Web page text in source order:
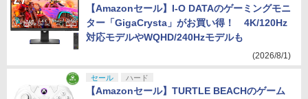
【Amazonセール】I-O DATAのゲーミングモニ
ター「GigaCrysta」がお買い得！ 4K/120Hz
対応モデルやWQHD/240Hzモデルも
(2026/8/1)
セール ハード
【Amazonセール】TURTLE BEACHのゲーム